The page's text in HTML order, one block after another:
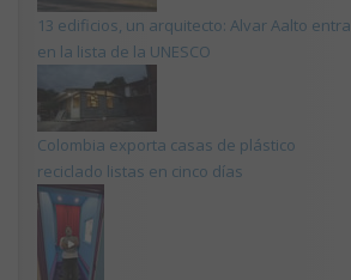
13 edificios, un arquitecto: Alvar Aalto entra
en la lista de la UNESCO
Colombia exporta casas de plástico
reciclado listas en cinco días